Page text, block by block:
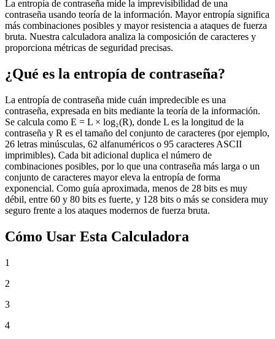
La entropía de contraseña mide la imprevisibilidad de una
contraseña usando teoría de la información. Mayor entropía significa
más combinaciones posibles y mayor resistencia a ataques de fuerza
bruta. Nuestra calculadora analiza la composición de caracteres y
proporciona métricas de seguridad precisas.
¿Qué es la entropía de contraseña?
La entropía de contraseña mide cuán impredecible es una
contraseña, expresada en bits mediante la teoría de la información.
Se calcula como E = L × log₂(R), donde L es la longitud de la
contraseña y R es el tamaño del conjunto de caracteres (por ejemplo,
26 letras minúsculas, 62 alfanuméricos o 95 caracteres ASCII
imprimibles). Cada bit adicional duplica el número de
combinaciones posibles, por lo que una contraseña más larga o un
conjunto de caracteres mayor eleva la entropía de forma
exponencial. Como guía aproximada, menos de 28 bits es muy
débil, entre 60 y 80 bits es fuerte, y 128 bits o más se considera muy
seguro frente a los ataques modernos de fuerza bruta.
Cómo Usar Esta Calculadora
1
2
3
4